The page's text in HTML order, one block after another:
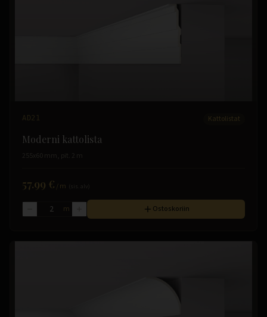
AD21 Kattolistat
Moderni kattolista
255x60 mm, pit. 2 m
57.99 € /m
m Ostoskoriin